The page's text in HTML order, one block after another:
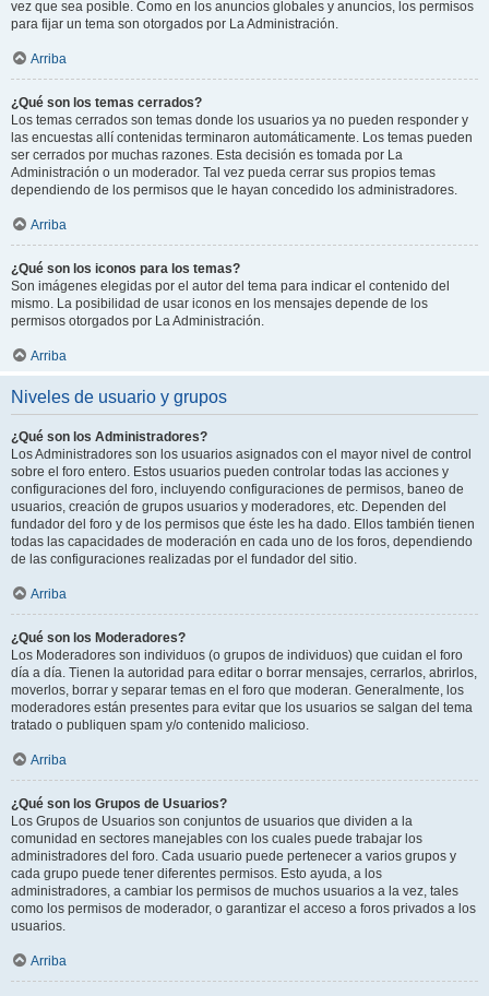
vez que sea posible. Como en los anuncios globales y anuncios, los permisos
para fijar un tema son otorgados por La Administración.
Arriba
¿Qué son los temas cerrados?
Los temas cerrados son temas donde los usuarios ya no pueden responder y
las encuestas allí contenidas terminaron automáticamente. Los temas pueden
ser cerrados por muchas razones. Esta decisión es tomada por La
Administración o un moderador. Tal vez pueda cerrar sus propios temas
dependiendo de los permisos que le hayan concedido los administradores.
Arriba
¿Qué son los iconos para los temas?
Son imágenes elegidas por el autor del tema para indicar el contenido del
mismo. La posibilidad de usar iconos en los mensajes depende de los
permisos otorgados por La Administración.
Arriba
Niveles de usuario y grupos
¿Qué son los Administradores?
Los Administradores son los usuarios asignados con el mayor nivel de control
sobre el foro entero. Estos usuarios pueden controlar todas las acciones y
configuraciones del foro, incluyendo configuraciones de permisos, baneo de
usuarios, creación de grupos usuarios y moderadores, etc. Dependen del
fundador del foro y de los permisos que éste les ha dado. Ellos también tienen
todas las capacidades de moderación en cada uno de los foros, dependiendo
de las configuraciones realizadas por el fundador del sitio.
Arriba
¿Qué son los Moderadores?
Los Moderadores son individuos (o grupos de individuos) que cuidan el foro
día a día. Tienen la autoridad para editar o borrar mensajes, cerrarlos, abrirlos,
moverlos, borrar y separar temas en el foro que moderan. Generalmente, los
moderadores están presentes para evitar que los usuarios se salgan del tema
tratado o publiquen spam y/o contenido malicioso.
Arriba
¿Qué son los Grupos de Usuarios?
Los Grupos de Usuarios son conjuntos de usuarios que dividen a la
comunidad en sectores manejables con los cuales puede trabajar los
administradores del foro. Cada usuario puede pertenecer a varios grupos y
cada grupo puede tener diferentes permisos. Esto ayuda, a los
administradores, a cambiar los permisos de muchos usuarios a la vez, tales
como los permisos de moderador, o garantizar el acceso a foros privados a los
usuarios.
Arriba